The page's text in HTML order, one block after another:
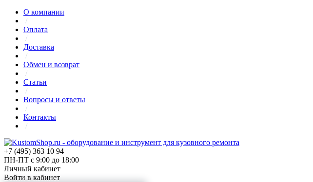
О компании
/
Оплата
/
Доставка
/
Обмен и возврат
/
Статьи
/
Вопросы и ответы
/
Контакты
/
+7 (495) 363 10 94
ПН-ПТ с 9:00 до 18:00
Личный кабинет
Войти в кабинет